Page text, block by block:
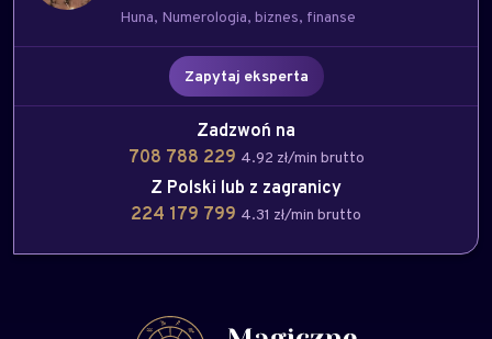
Huna Numerologia biznes finanse
Zapytaj eksperta
Zadzwoń na
708 788 229 4.92 zł/min brutto
Z Polski lub z zagranicy
224 179 799 4.31 zł/min brutto